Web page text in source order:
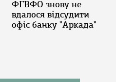
ФГВФО знову не
вдалося відсудити
офіс банку "Аркада"